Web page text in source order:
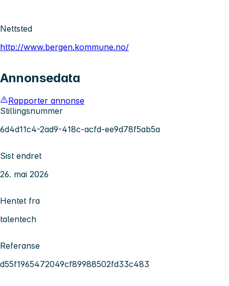
Nettsted
http://www.bergen.kommune.no/
Annonsedata
Rapporter annonse
Stillingsnummer
6d4d11c4-2ad9-418c-acfd-ee9d78f5ab5a
Sist endret
26. mai 2026
Hentet fra
talentech
Referanse
d55f1965472049cf89988502fd33c483